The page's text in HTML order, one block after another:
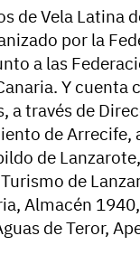
de Vela Latina
por la
a las
Y cuenta
a través de
de Arrecife,
de
de
Almacén
de Teror,